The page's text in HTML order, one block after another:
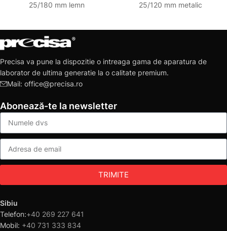
25/180 mm lemn
25/120 mm metalic
Precisa va pune la dispozitie o intreaga gama de aparatura de
laborator de ultima generatie la o calitate premium.
Mail: office@precisa.ro
Abonează-te la newsletter
TRIMITE
Sibiu
Telefon:+40 269 227 641
Mobil: +40 731 333 834